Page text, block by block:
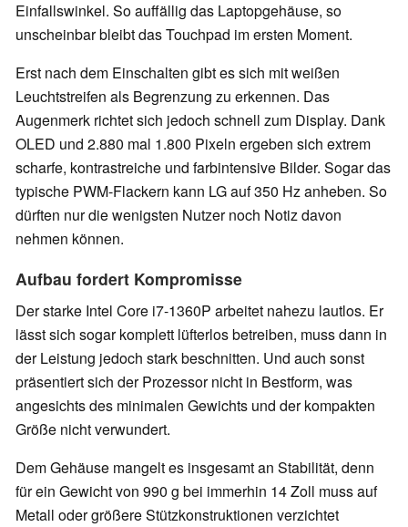
Einfallswinkel. So auffällig das Laptopgehäuse, so
unscheinbar bleibt das Touchpad im ersten Moment.
Erst nach dem Einschalten gibt es sich mit weißen
Leuchtstreifen als Begrenzung zu erkennen. Das
Augenmerk richtet sich jedoch schnell zum Display. Dank
OLED und 2.880 mal 1.800 Pixeln ergeben sich extrem
scharfe, kontrastreiche und farbintensive Bilder. Sogar das
typische PWM-Flackern kann LG auf 350 Hz anheben. So
dürften nur die wenigsten Nutzer noch Notiz davon
nehmen können.
Aufbau fordert Kompromisse
Der starke Intel Core i7-1360P arbeitet nahezu lautlos. Er
lässt sich sogar komplett lüfterlos betreiben, muss dann in
der Leistung jedoch stark beschnitten. Und auch sonst
präsentiert sich der Prozessor nicht in Bestform, was
angesichts des minimalen Gewichts und der kompakten
Größe nicht verwundert.
Dem Gehäuse mangelt es insgesamt an Stabilität, denn
für ein Gewicht von 990 g bei immerhin 14 Zoll muss auf
Metall oder größere Stützkonstruktionen verzichtet